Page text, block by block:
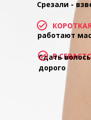
работают
В
Сдать
дорого
Срезали -